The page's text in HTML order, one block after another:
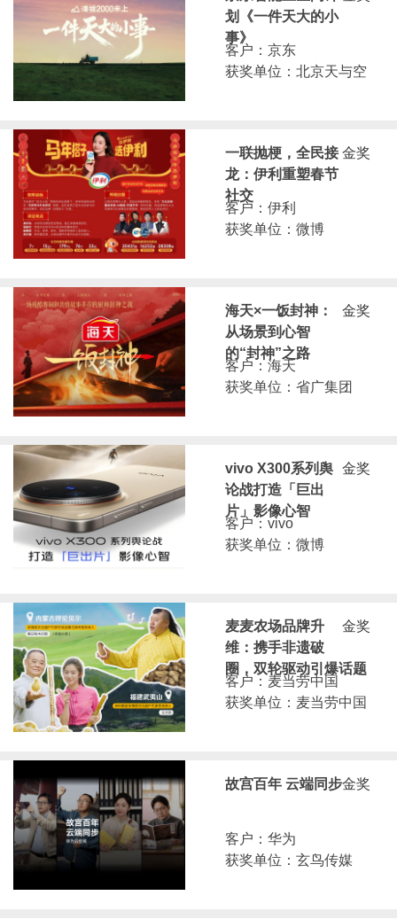
划《一件天大的小
事》
客户：京东
获奖单位：北京天与空
金奖
一联抛梗，全民接
龙：伊利重塑春节
社交
客户：伊利
获奖单位：微博
金奖
海天×一饭封神：
从场景到心智
的“封神”之路
客户：海天
获奖单位：省广集团
金奖
vivo X300系列舆
论战打造「巨出
片」影像心智
客户：vivo
获奖单位：微博
金奖
麦麦农场品牌升
维：携手非遗破
圈，双轮驱动引爆话题
客户：麦当劳中国
获奖单位：麦当劳中国
金奖
故宫百年 云端同步
客户：华为
获奖单位：玄鸟传媒